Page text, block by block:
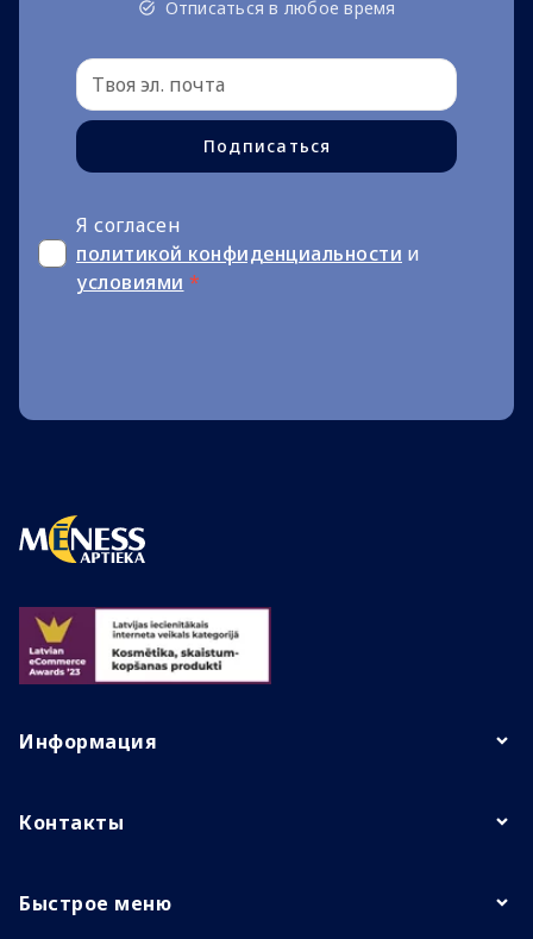
Отписаться в любое время
Подписаться
Я согласен
политикой конфиденциальности и
условиями *
Информация
Контакты
Быстрое меню